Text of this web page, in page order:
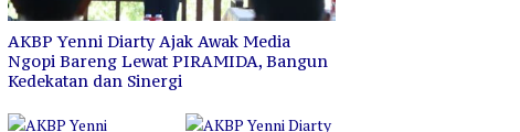
Bojonegoro
AKBP Yenni Diarty Ajak Awak Media
Ngopi Bareng Lewat PIRAMIDA, Bangun
Kedekatan dan Sinergi